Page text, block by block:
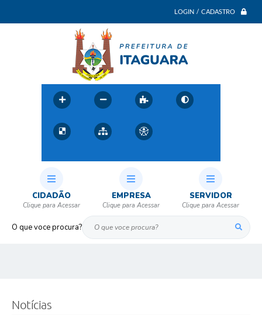
LOGIN / CADASTRO
O que voce procura?
CIDADÃO EMPRESA SERVIDOR
Notícias